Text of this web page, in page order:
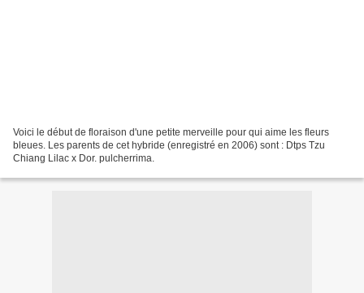
Voici le début de floraison d'une petite merveille pour qui aime les fleurs
bleues. Les parents de cet hybride (enregistré en 2006) sont : Dtps Tzu
Chiang Lilac x Dor. pulcherrima.